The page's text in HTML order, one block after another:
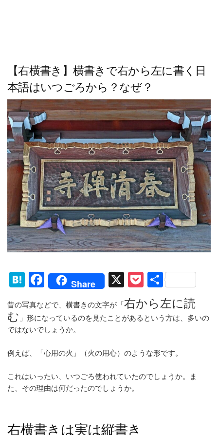
【右横書き】横書きで右から左に書く日
本語はいつごろから？なぜ？
H
e
n
F
c
e
o
o
k
Share X
P
o
ck
et
共
有
昔の写真などで、横書きの文字が「右から左に読
む 」形になっているのを見たことがあるという方は、多いの
ではないでしょうか。
例えば、「心用の火」（火の用心）のような形です。
これはいったい、いつごろ使われていたのでしょうか。ま
た、その理由は何だったのでしょうか。
右横書きは実は縦書き